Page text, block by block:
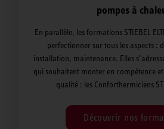
pompes à
En parallèle, les formations STIEBEL
perfectionner sur tous les aspects :
installation, maintenance. Elles
qui souhaitent monter en compétence
qualité : les Conforthermiciens
Découvrir nos